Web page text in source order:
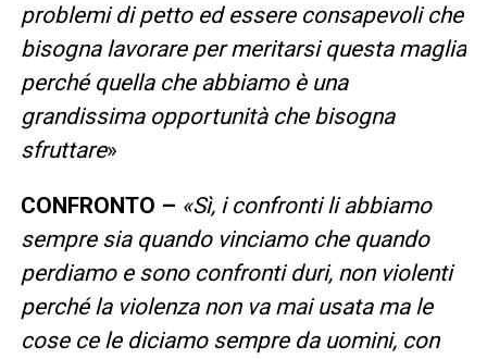
problemi di petto ed essere consapevoli che
bisogna lavorare per meritarsi questa maglia
perché quella che abbiamo è una
grandissima opportunità che bisogna
sfruttare»
CONFRONTO – «Sì, i confronti li abbiamo
sempre sia quando vinciamo che quando
perdiamo e sono confronti duri, non violenti
perché la violenza non va mai usata ma le
cose ce le diciamo sempre da uomini, con